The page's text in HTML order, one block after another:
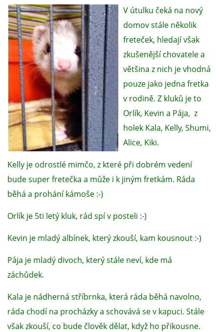
V útulku čeká na nový
domov stále několik
freteček, hledají však
zkušenější chovatele a
většina z nich je vhodná
pouze jako jedna fretka
v rodině. Z kluků je to
Orlík, Kevin a Pája, z
holek Kala, Kelly, Shumi,
Alice, Kiki.
Kelly je odrostlé mimčo, z které při dobrém vedení
bude super fretečka a může i k jiným fretkám. Ráda
běhá a prohání kámoše :-)
Orlík je 5ti letý kluk, rád spí v posteli :-)
Kevin je mladý albínek, který zkouší, kam kousnout :-)
Pája je mladý divoch, který stále neví, kde má
záchůdek.
Kala je nádherná stříbrnka, která ráda běhá navolno,
ráda chodí na procházky a schovává se v kapuci. Stále
však zkouší, co bude člověk dělat, když ho přikousne.